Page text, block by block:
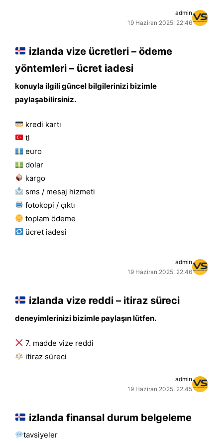
admin
19 Haziran 2025: 22:46
izlanda vize ücretleri – ödeme
yöntemleri – ücret iadesi
konuyla ilgili güncel bilgilerinizi bizimle
paylaşabilirsiniz.
kredi kartı
tl
euro
dolar
kargo
sms / mesaj hizmeti
fotokopi / çıktı
toplam ödeme
ücret i̇adesi
admin
19 Haziran 2025: 22:46
izlanda vize reddi – itiraz süreci
deneyimlerinizi bizimle paylaşın lütfen.
7. madde vize reddi
i̇tiraz süreci
admin
19 Haziran 2025: 22:45
izlanda finansal durum belgeleme
tavsiyeler